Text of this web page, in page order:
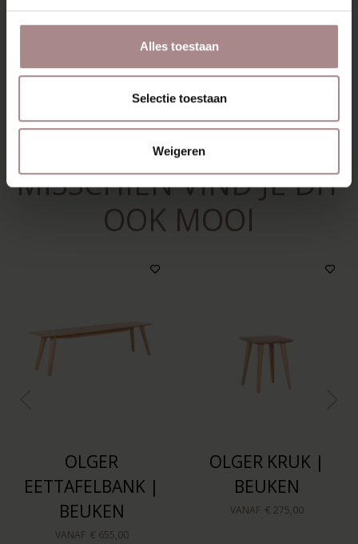
Alles toestaan
Selectie toestaan
Weigeren
VERPAKKING & MONTAGE
KLEURSTAAL BESTELLEN
AFMETINGEN & HANDLEIDING
MISSCHIEN VIND JE DIT
OOK MOOI
OLGER
EETTAFELBANK |
BEUKEN
VANAF € 655,00
OLGER KRUK |
BEUKEN
VANAF € 275,00